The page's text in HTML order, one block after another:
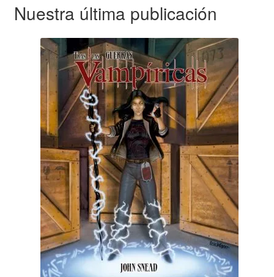
Nuestra última publicación